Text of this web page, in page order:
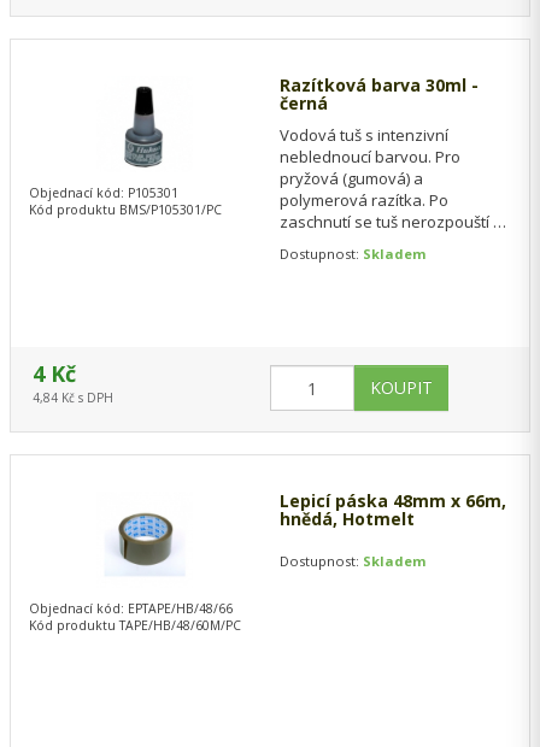
Razítková barva 30ml -
černá
Vodová tuš s intenzivní
neblednoucí barvou. Pro
pryžová (gumová) a
polymerová razítka. Po
zaschnutí se tuš nerozpouští ve
umožňující napouštění…
Dostupnost: Skladem
Objednací kód: P105301
Kód produktu BMS/P105301/PC
4 Kč
4,84 Kč s DPH
Lepicí páska 48mm x 66m,
hnědá, Hotmelt
Dostupnost: Skladem
Objednací kód: EPTAPE/HB/48/66
Kód produktu TAPE/HB/48/60M/PC